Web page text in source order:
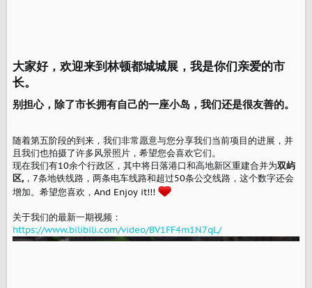
大家好，欢迎来到林顿都城城展，我是你们亲爱的市
长。​
别担心，除了市长拥有自己的一座小岛，我们还是很友善的。
随着第五阶段的到来，我们非常愿意与您分享我们当前项目的进展，并
且我们也拍摄了许多风景照片，希望您会喜欢它们。
现在我们有10余个行政区，其中将日落港口和高地新区重建合并为双屿
区, ，7条地铁线路，两条电车线路和超过50条公交线路，这个数字还会
增加。希望您喜欢，And Enjoy it!!!
关于我们的最新一期视频：
https://www.bilibili.com/video/BV1FF4m1N7qL/